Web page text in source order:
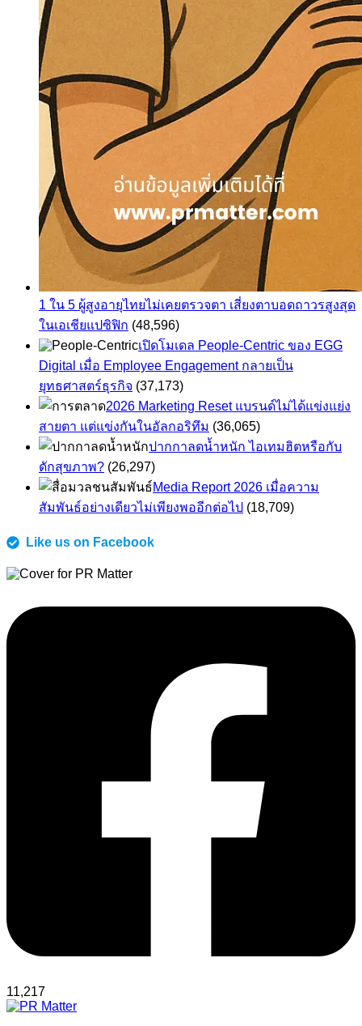
1 ใน 5 ผู้สูงอายุไทยไม่เคยตรวจตา เสี่ยงตาบอดถาวรสูงสุด
ในเอเชียแปซิฟิก (48,596)
เปิดโมเดล People-Centric ของ EGG
Digital เมื่อ Employee Engagement กลายเป็น
ยุทธศาสตร์ธุรกิจ (37,173)
2026 Marketing Reset แบรนด์ไม่ได้แข่งแย่ง
สายตา แต่แข่งกันในอัลกอริทึม (36,065)
ปากกาลดน้ำหนัก ไอเทมฮิตหรือกับ
ดักสุขภาพ? (26,297)
Media Report 2026 เมื่อความ
สัมพันธ์อย่างเดียวไม่เพียงพออีกต่อไป (18,709)
Like us on Facebook
11,217